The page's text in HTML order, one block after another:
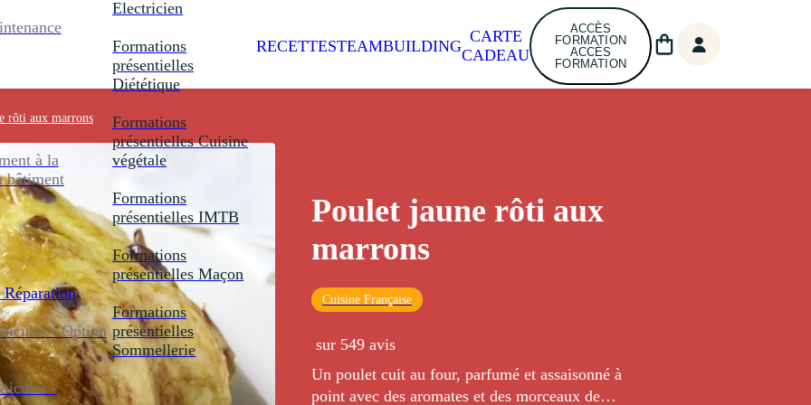
à la
bâtiment
- Option
-
Electricien
Formations
présentielles
Diététique
Formations
présentielles Cuisine
végétale
Formations
présentielles IMTB
Formations
présentielles Maçon
Formations
présentielles
Sommellerie
RECETTESTEAMBUILDING
CARTE
CADEAU
ACCÈS
FORMATION
ACCÈS
FORMATION
rôti aux marrons
Poulet jaune rôti aux
marrons
Cuisine Française
sur 549 avis
Un poulet cuit au four, parfumé et assaisonné à
point avec des aromates et des morceaux de